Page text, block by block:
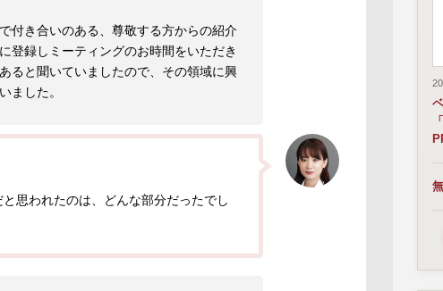
付き合いのある、尊敬する方からの紹介
登録しミーティングのお時間をいただき
ると聞いていましたので、その領域に興
ました。
思われたのは、どんな部分だったでし